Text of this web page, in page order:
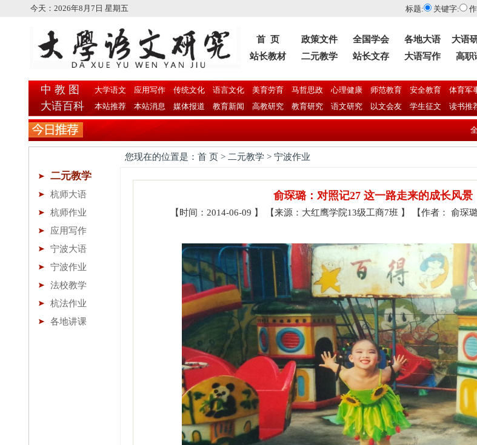
今天： 2026年8月7日 星期五 标题: 关键字:
首 页 政策文件 全国学会 各地大语 大语
站长教材
二元教学 站长文存 大语写作 高职
中 教 图
大语百科
大学语文 应用写作 传统文化 语言文化 美育劳育 马哲思政 心理健康 师范教育 安全教育 体育军
本站推荐
本站消息 媒体报道 教育新闻 高教研究 教育研究 语文研究 以文会友 学生征文 读书推
全国大学语文
您现在的位置是：首 页 > 二元教学 > 宁波作业
二元教学
杭师大语
杭师作业
应用写作
宁波大语
宁波作业
法校教学
杭法作业
各地讲课
俞琛璐：对照记27 这一路走来的成长风景
【时间：2014-06-09 】 【来源：大红鹰学院13级工商7班 】 【作者： 俞琛